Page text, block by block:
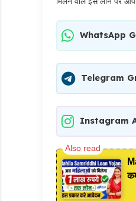
WhatsApp
Telegram
Instagram